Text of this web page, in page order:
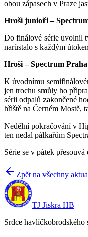
obou zápasech v Praze
Hroši junioři –
Do finálové série uvolnil
narůstalo s každým
Hroši – Spectrum
K úvodnímu
jen trochu smůly ho
sérii odpalů zakončené
hřiště na Černém Mostě,
Nedělní pokračování v
ten nedal pálkařům
Série se v pátek
Zpět na všechny
TJ Jiskra HB
Srdce